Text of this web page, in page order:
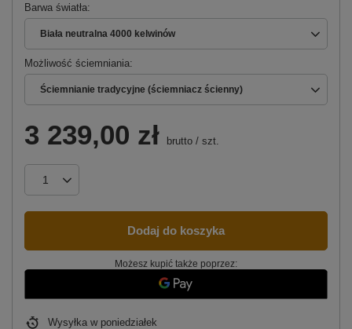
Barwa światła
Biała neutralna 4000 kelwinów
Możliwość ściemniania
Ściemnianie tradycyjne (ściemniacz ścienny)
3 239,00 zł brutto / szt.
Dodaj do koszyka
Możesz kupić także poprzez:
Wysyłka w poniedziałek